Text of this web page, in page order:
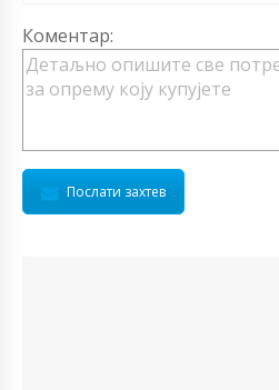
Коментар:
Послати захтев